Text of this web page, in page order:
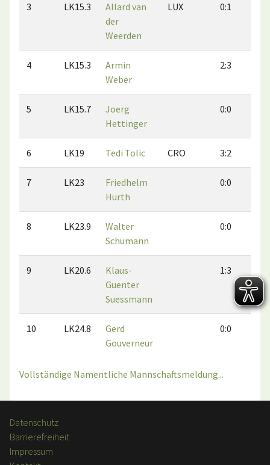
3 LK15.3
Allard van
der
Weerden
LUX 0:1
4 LK15.3
Armin
Weber
2:3
5 LK15.7
Joerg
Hettinger
0:0
6 LK19 Tedi Tolic CRO 3:2
7 LK23
Friedhelm
Hurth
0:0
8 LK23.9
Walter
Schumann
0:0
9 LK20.6
Klaus-
Guenter
Suessmann
1:3
10 LK24.8
Gerd
Gouverneur
0:0
Vollständige Namentliche Mannschaftsmeldung...
Datenschutz
Barrierefreiheit
Impressum